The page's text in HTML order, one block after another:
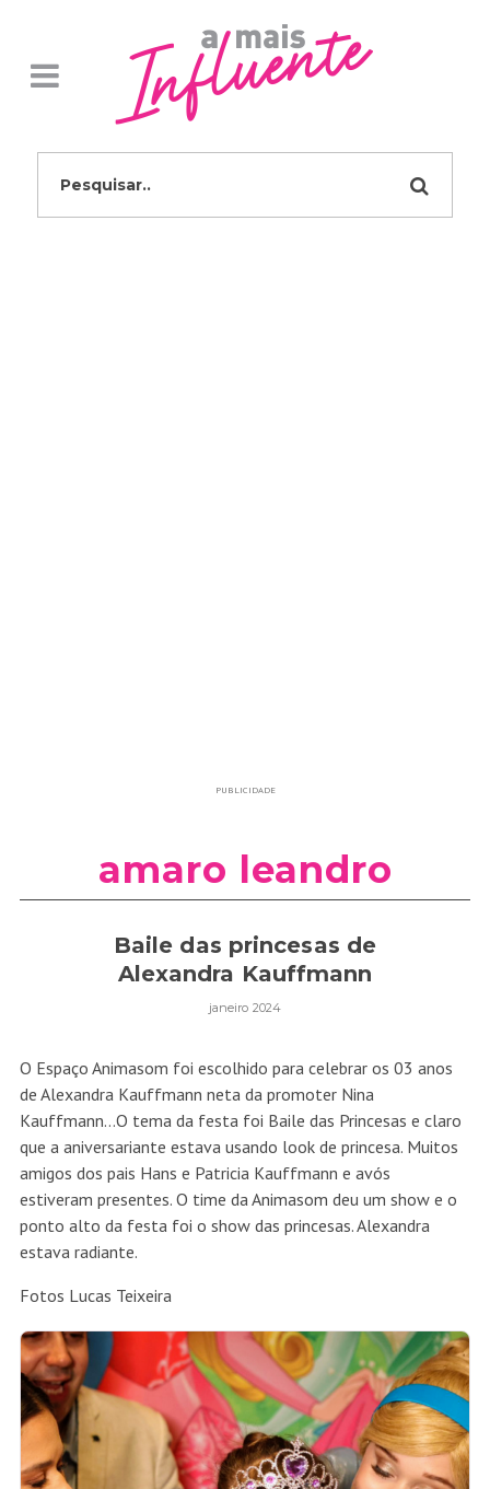
PUBLICIDADE
amaro leandro
Baile das princesas de
Alexandra Kauffmann
janeiro 2024
O Espaço Animasom foi escolhido para celebrar os 03 anos
de Alexandra Kauffmann neta da promoter Nina
Kauffmann…O tema da festa foi Baile das Princesas e claro
que a aniversariante estava usando look de princesa. Muitos
amigos dos pais Hans e Patricia Kauffmann e avós
estiveram presentes. O time da Animasom deu um show e o
ponto alto da festa foi o show das princesas. Alexandra
estava radiante.
Fotos Lucas Teixeira